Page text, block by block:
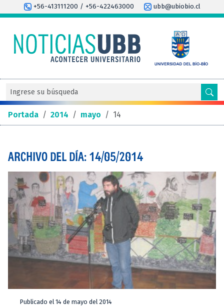
+56-413111200 / +56-422463000 ubb@ubiobio.cl
Portada / 2014 / mayo / 14
ARCHIVO DEL DÍA: 14/05/2014
Publicado el 14 de mayo del 2014